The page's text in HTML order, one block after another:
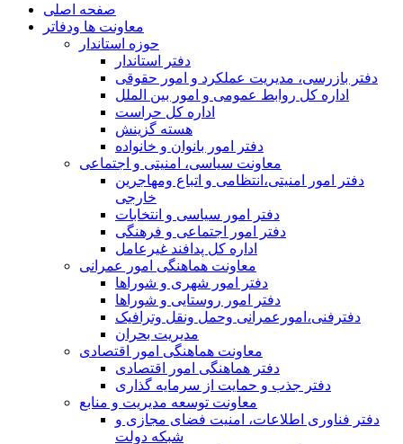
صفحه اصلی
معاونت ها ودفاتر
حوزه استاندار
دفتر استاندار
دفتر بازرسی، مدیریت عملکرد و امور حقوقی
اداره کل روابط عمومی و امور بین الملل
اداره کل حراست
هسته گزینش
دفتر امور بانوان و خانواده
معاونت سیاسی، امنیتی و اجتماعی
دفتر امور امنيتی،انتظامی و اتباع ومهاجرین
خارجی
دفتر امور سیاسی و انتخابات
دفتر امور اجتماعی و فرهنگی
اداره کل پدافند غیرعامل
معاونت هماهنگی امور عمرانی
دفتر امور شهری و شوراها
دفتر امور روستایی و شوراها
دفترفنی،امورعمرانی وحمل ونقل وترافيک
مدیریت بحران
معاونت هماهنگی امور اقتصادی
دفتر هماهنگی امور اقتصادی
دفتر جذب و حمایت از سرمایه گذاری
معاونت توسعه مدیریت و منابع
دفتر فناوری اطلاعات، امنیت فضای مجازی و
شبکه دولت